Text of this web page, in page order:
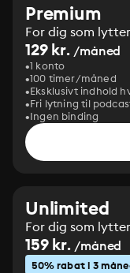
Premium
For dig som
129 kr. /måned
1 konto
100 timer/måned
Eksklusivt indhold
Fri lytning til
Ingen binding
Unlimited
For dig som
159 kr. /måned
50% rabat i 3